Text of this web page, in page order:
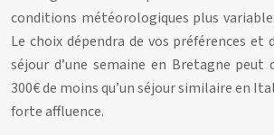
conditions météorologiques plus
Le choix dépendra de vos préférences et
séjour d’une semaine en Bretagne peut
300€ de moins qu’un séjour similaire en
forte affluence.